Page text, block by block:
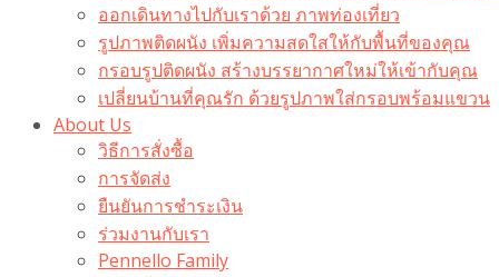
ออกเดินทางไปกับเราด้วย ภาพท่องเที่ยว
รูปภาพติดผนัง เพิ่มความสดใสให้กับพื้นที่ของคุณ
กรอบรูปติดผนัง สร้างบรรยากาศใหม่ให้เข้ากับคุณ
เปลี่ยนบ้านที่คุณรัก ด้วยรูปภาพใส่กรอบพร้อมแขวน​
About Us
วิธีการสั่งซื้อ
การจัดส่ง
ยืนยันการชำระเงิน
ร่วมงานกับเรา
Pennello Family